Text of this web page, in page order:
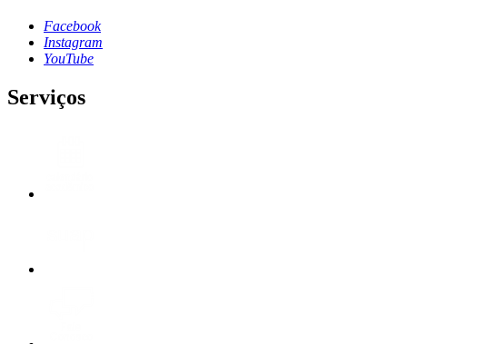
Facebook
Instagram
YouTube
Serviços